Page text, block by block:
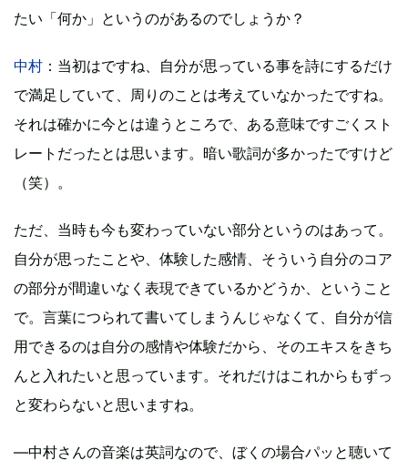
たい「何か」というのがあるのでしょうか？
中村 ：当初はですね、自分が思っている事を詩にするだけ
で満足していて、周りのことは考えていなかったですね。
それは確かに今とは違うところで、ある意味ですごくスト
レートだったとは思います。暗い歌詞が多かったですけど
（笑）。
ただ、当時も今も変わっていない部分というのはあって。
自分が思ったことや、体験した感情、そういう自分のコア
の部分が間違いなく表現できているかどうか、ということ
で。言葉につられて書いてしまうんじゃなくて、自分が信
用できるのは自分の感情や体験だから、そのエキスをきち
んと入れたいと思っています。それだけはこれからもずっ
と変わらないと思いますね。
―中村さんの音楽は英詞なので、ぼくの場合パッと聴いて